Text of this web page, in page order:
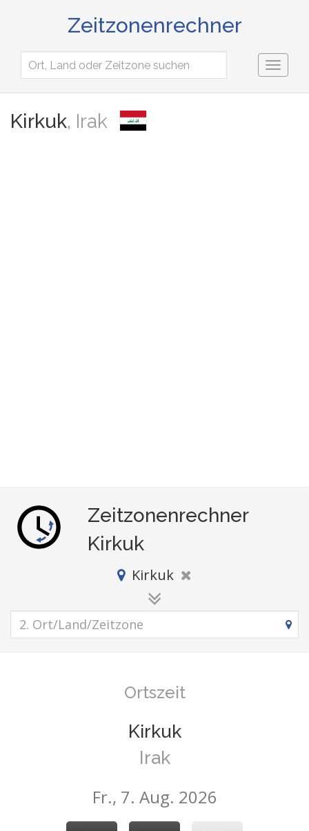
Zeitzonenrechner
Toggle
Kirkuk, Irak
Zeitzonenrechner
Kirkuk
Kirkuk
Ortszeit
Kirkuk
Irak
Fr., 7. Aug. 2026